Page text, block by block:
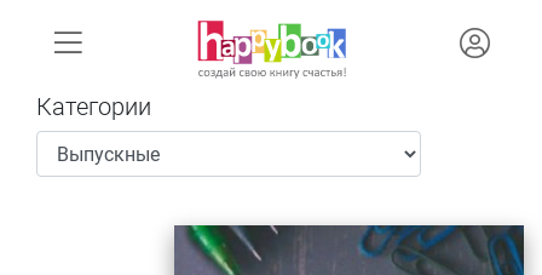
Категории